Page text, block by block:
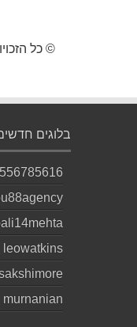
© כל
בלוגים
leowatkins
murnanian